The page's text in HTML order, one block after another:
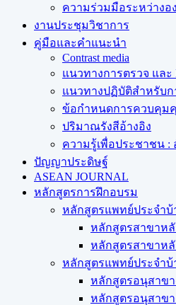
ความร่วมมือระหว่างอ
งานประชุมวิชาการ
คู่มือและคำแนะนำ
Contrast media
แนวทางการตรวจ และ
แนวทางปฏิบัติสำหรับก
ข้อกำหนดการควบคุม
ปริมาณรังสีอ้างอิง
ความรู้เพื่อประชาชน :
ปัญญาประดิษฐ์
ASEAN JOURNAL
หลักสูตรการฝึกอบรม
หลักสูตรแพทย์ประจำบ้
หลักสูตรสาขาห
หลักสูตรสาขาห
หลักสูตรแพทย์ประจำ
หลักสูตรอนุสาข
หลักสูตรอนุสาข